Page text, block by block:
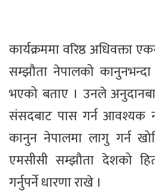
कार्यक्रममा वरिष्ठ अधिवक्ता
सम्झौता नेपालको
भएको बताए । उनले
संसदबाट पास गर्न आवश्यक
कानुन नेपालमा लागु गर्न
एमसीसी सम्झौता देशको
गर्नुपर्ने धारणा राखे ।